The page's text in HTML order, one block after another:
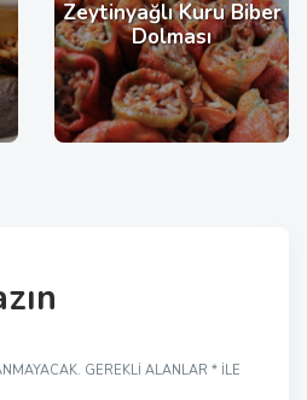
Zeytinyağlı Kuru Biber
Dolması
GEREKLI ALANLAR * ILE